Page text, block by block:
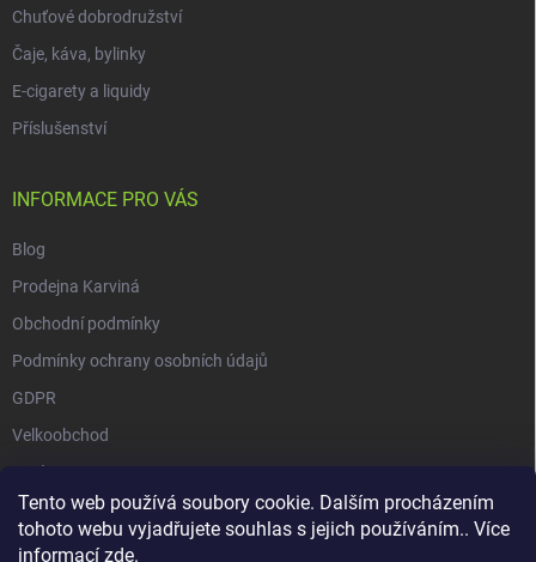
Tento web používá soubory cookie. Dalším procházením
tohoto webu vyjadřujete souhlas s jejich používáním.. Více
informací zde.
Chuťové dobrodružství
Čaje, káva, bylinky
E-cigarety a liquidy
Příslušenství
INFORMACE PRO VÁS
Blog
Prodejna Karviná
Obchodní podmínky
Podmínky ochrany osobních údajů
GDPR
Velkoobchod
O nás
Vrácení zásilky přes Zásilkovnu